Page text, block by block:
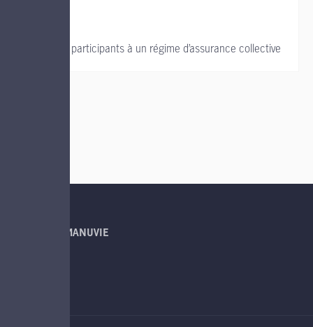
Soutien aux participants à un régime d’assurance collective
À PROPOS DE MANUVIE